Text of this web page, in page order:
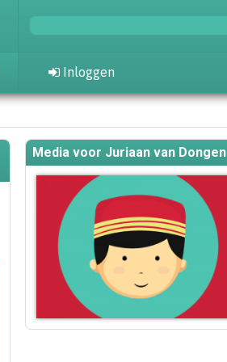
Inloggen
Media voor Juriaan van Dongen